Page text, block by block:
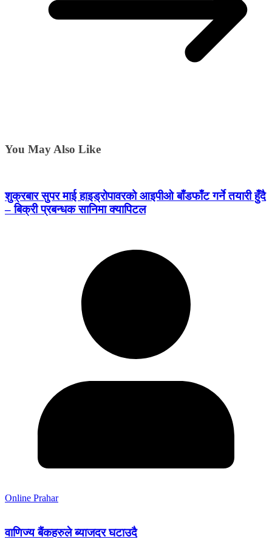
You May Also Like
शुक्रबार सुपर माई हाइड्रोपावरको आइपीओ बाँडफाँट गर्ने तयारी हुँदै
– बिक्री प्रबन्धक सानिमा क्यापिटल
Online Prahar
वाणिज्य बैंकहरुले ब्याजदर घटाउदै